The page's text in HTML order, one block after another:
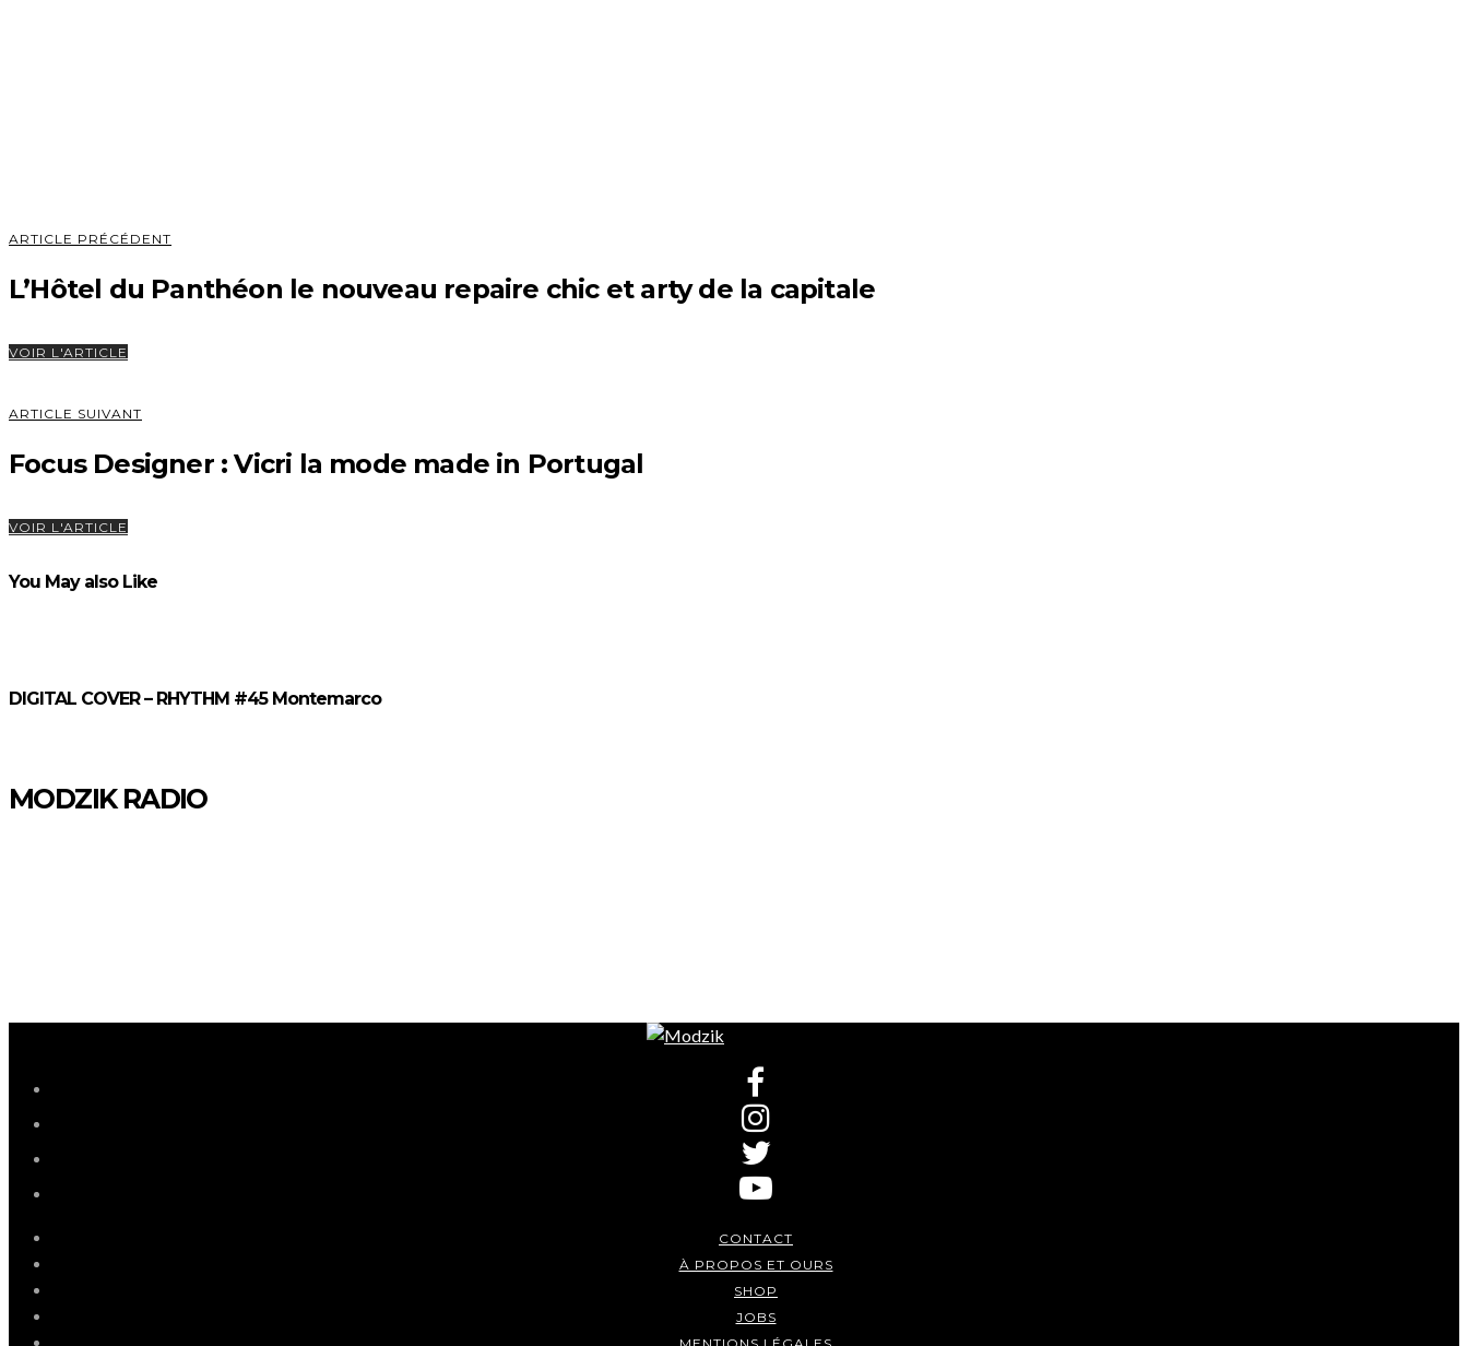
ARTICLE PRÉCÉDENT
L’Hôtel du Panthéon le nouveau repaire chic et arty de la capitale
VOIR L'ARTICLE
ARTICLE SUIVANT
Focus Designer : Vicri la mode made in Portugal
VOIR L'ARTICLE
You May also Like
DIGITAL COVER – RHYTHM #45 Montemarco
MODZIK RADIO
CONTACT
À PROPOS ET OURS
SHOP
JOBS